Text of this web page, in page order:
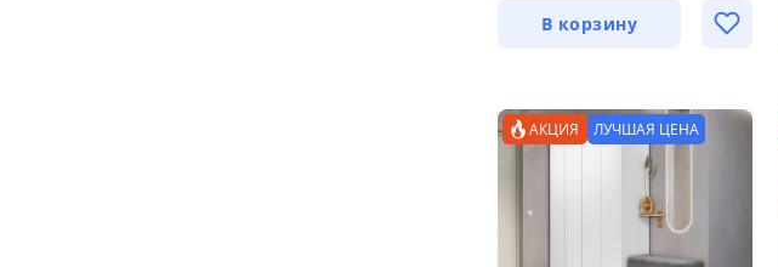
В корзину
АКЦИЯ ЛУЧШАЯ ЦЕНА